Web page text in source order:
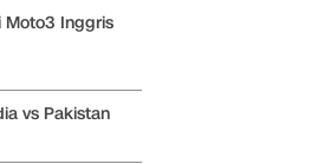
Moto3 Inggris
vs Pakistan